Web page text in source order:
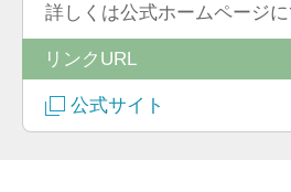
詳しくは公式ホームページ
リンクURL
公式サイト